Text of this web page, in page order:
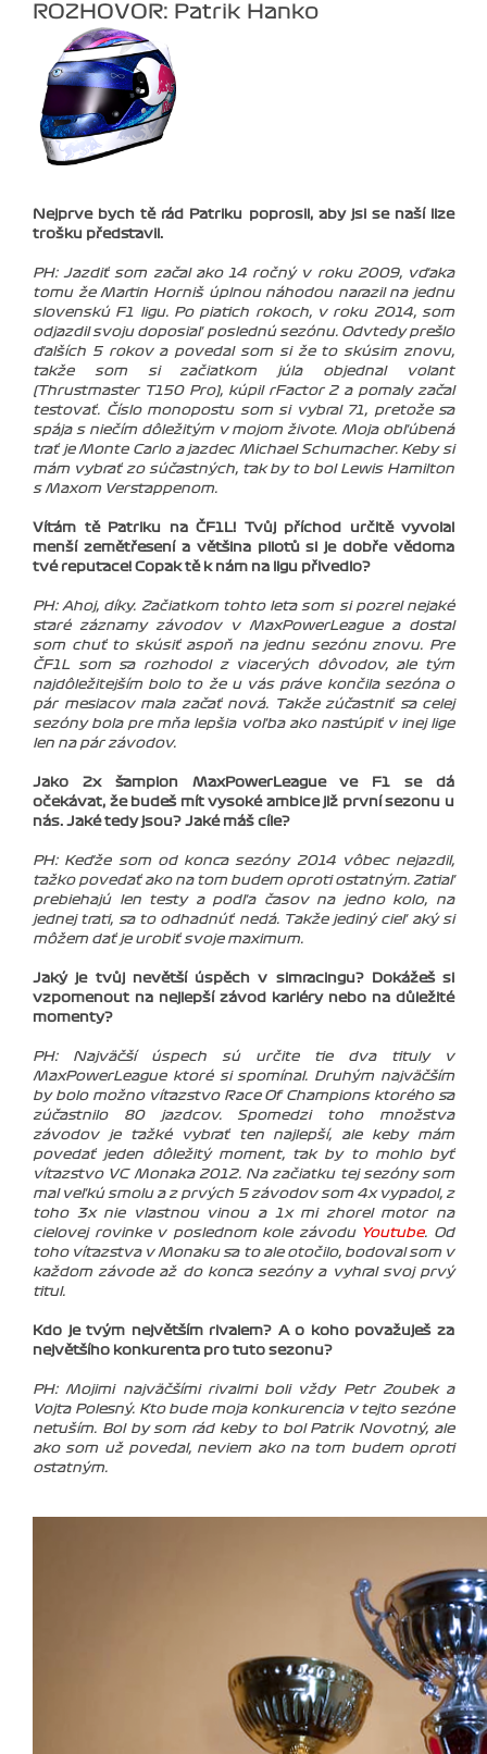
ROZHOVOR: Patrik Hanko
Nejprve bych tě rád Patriku poprosil, aby jsi se naší lize
trošku představil.
PH: Jazdiť som začal ako 14 ročný v roku 2009, vďaka
tomu že Martin Horniš úplnou náhodou narazil na jednu
slovenskú F1 ligu. Po piatich rokoch, v roku 2014, som
odjazdil svoju doposiaľ poslednú sezónu. Odvtedy prešlo
ďalších 5 rokov a povedal som si že to skúsim znovu,
takže som si začiatkom júla objednal volant
(Thrustmaster T150 Pro), kúpil rFactor 2 a pomaly začal
testovať. Číslo monopostu som si vybral 71, pretože sa
spája s niečím dôležitým v mojom živote. Moja obľúbená
trať je Monte Carlo a jazdec Michael Schumacher. Keby si
mám vybrať zo súčastných, tak by to bol Lewis Hamilton
s Maxom Verstappenom.
Vítám tě Patriku na ČF1L! Tvůj příchod určitě vyvolal
menší zemětřesení a většina pilotů si je dobře vědoma
tvé reputace! Copak tě k nám na ligu přivedlo?
PH: Ahoj, díky. Začiatkom tohto leta som si pozrel nejaké
staré záznamy závodov v MaxPowerLeague a dostal
som chuť to skúsiť aspoň na jednu sezónu znovu. Pre
ČF1L som sa rozhodol z viacerých dôvodov, ale tým
najdôležitejším bolo to že u vás práve končila sezóna o
pár mesiacov mala začať nová. Takže zúčastniť sa celej
sezóny bola pre mňa lepšia voľba ako nastúpiť v inej lige
len na pár závodov.
Jako 2x šampion MaxPowerLeague ve F1 se dá
očekávat, že budeš mít vysoké ambice již první sezonu u
nás. Jaké tedy jsou? Jaké máš cíle?
PH: Keďže som od konca sezóny 2014 vôbec nejazdil,
ťažko povedať ako na tom budem oproti ostatným. Zatiaľ
prebiehajú len testy a podľa časov na jedno kolo, na
jednej trati, sa to odhadnúť nedá. Takže jediný cieľ aký si
môžem dať je urobiť svoje maximum.
Jaký je tvůj nevětší úspěch v simracingu? Dokážeš si
vzpomenout na nejlepší závod kariéry nebo na důležité
momenty?
PH: Najväčší úspech sú určite tie dva tituly v
MaxPowerLeague ktoré si spomínal. Druhým najväčším
by bolo možno víťazstvo Race Of Champions ktorého sa
zúčastnilo 80 jazdcov. Spomedzi toho množstva
závodov je ťažké vybrať ten najlepší, ale keby mám
povedať jeden dôležitý moment, tak by to mohlo byť
víťazstvo VC Monaka 2012. Na začiatku tej sezóny som
mal veľkú smolu a z prvých 5 závodov som 4x vypadol, z
toho 3x nie vlastnou vinou a 1x mi zhorel motor na
cielovej rovinke v poslednom kole závodu Youtube. Od
toho víťazstva v Monaku sa to ale otočilo, bodoval som v
každom závode až do konca sezóny a vyhral svoj prvý
titul.
Kdo je tvým největším rivalem? A o koho považuješ za
největšího konkurenta pro tuto sezonu?
PH: Mojimi najväčšími rivalmi boli vždy Petr Zoubek a
Vojta Polesný. Kto bude moja konkurencia v tejto sezóne
netuším. Bol by som rád keby to bol Patrik Novotný, ale
ako som už povedal, neviem ako na tom budem oproti
ostatným.